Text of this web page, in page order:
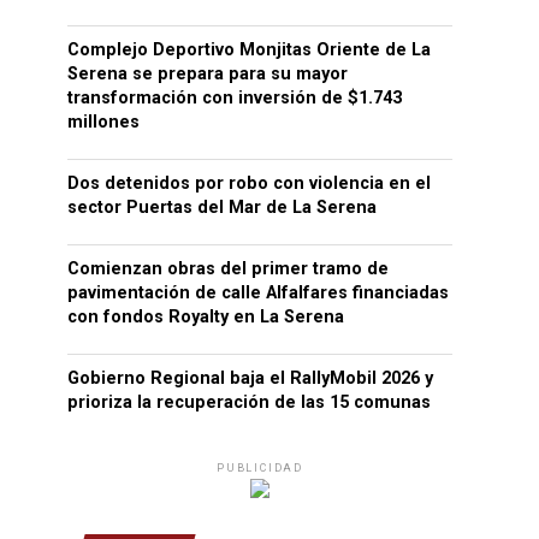
Complejo Deportivo Monjitas Oriente de La
Serena se prepara para su mayor
transformación con inversión de $1.743
millones
Dos detenidos por robo con violencia en el
sector Puertas del Mar de La Serena
Comienzan obras del primer tramo de
pavimentación de calle Alfalfares financiadas
con fondos Royalty en La Serena
Gobierno Regional baja el RallyMobil 2026 y
prioriza la recuperación de las 15 comunas
PUBLICIDAD